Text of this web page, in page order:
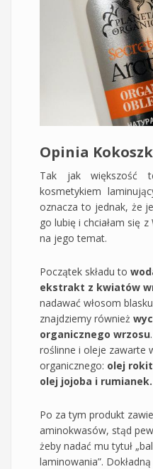
Opinia
Tak jak większość
kosmetykiem
oznacza to jednak, że
go lubię i chciałam się
na jego temat.
Początek składu to
ekstrakt z kwiatów
nadawać włosom
znajdziemy również
organicznego wrzosu
roślinne i oleje zawarte
organicznego: olej
olej jojoba i rumianek.
Po za tym produkt
aminokwasów, stąd
żeby nadać mu tytuł
laminowania”.